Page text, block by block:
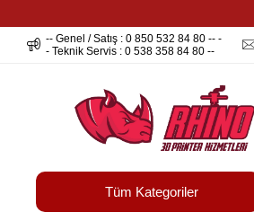
-- Genel / Satış : 0 850 532 84 80 -- -
- Teknik Servis : 0 538 358 84 80 --
Tüm Kategoriler